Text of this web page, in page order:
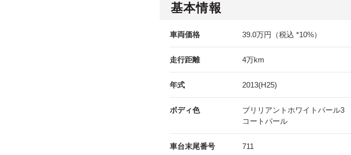
基本情報
車両価格 39.0万円（税込 *10%）
走行距離 4万km
年式 2013(H25)
ボディ色
ブリリアントホワイトパール3
コートパール
車台末尾番号 711